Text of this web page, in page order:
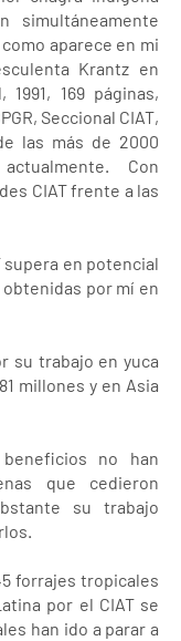
simultáneamente
aparece en mi
Krantz en
169 páginas,
Seccional CIAT,
las más de 2000
Con
CIAT frente a las
supera en potencial
por mí en
su trabajo en yuca
millones y en Asia
no han
que cedieron
su trabajo
forrajes tropicales
por el CIAT se
han ido a parar a